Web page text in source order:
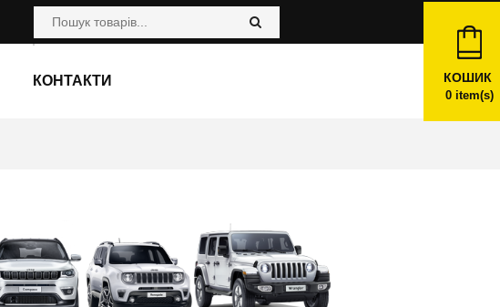
КОНТАКТИ КОШИК
0item(s)